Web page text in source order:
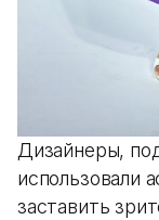
Дизайнеры,
использовали
заставить